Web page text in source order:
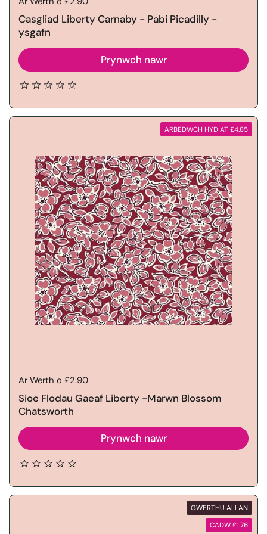
Casgliad Liberty Carnaby - Pabi Picadilly -
ysgafn
Prynwch nawr
Price:
Ar Werth o £2.90
Sioe Flodau Gaeaf Liberty -Marwn Blossom
Chatsworth
Prynwch nawr
ARBEDWCH HYD AT £4.85
GWERTHU ALLAN
CADW £1.76